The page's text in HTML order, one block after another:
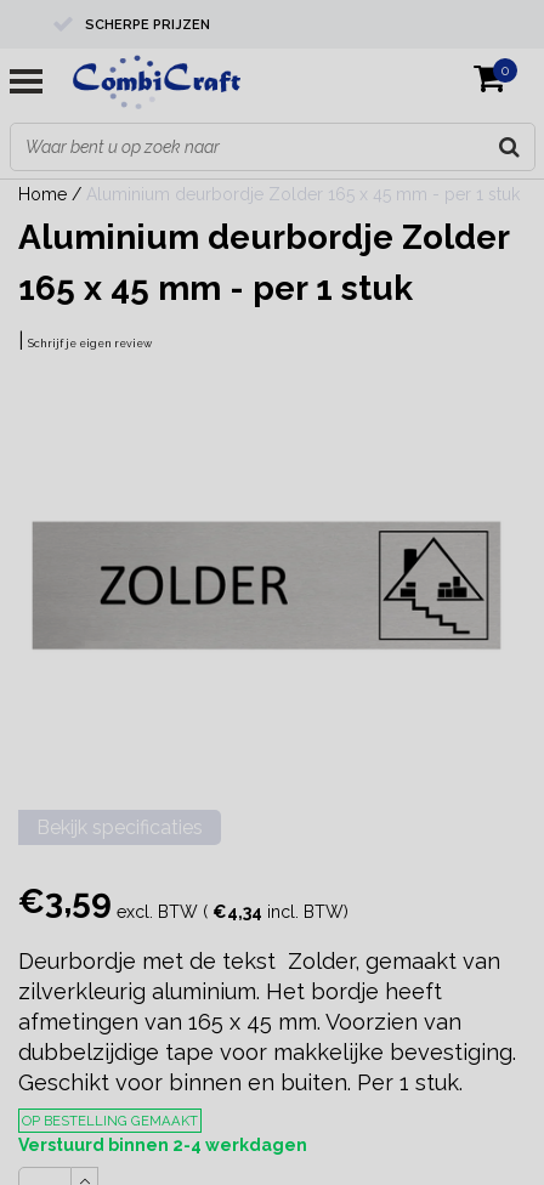
SCHERPE PRIJZEN
PROFESSIONELE KWALITEIT
EXPERTS IN MAATWERK
0
Home / Aluminium deurbordje Zolder 165 x 45 mm - per 1 stuk
Aluminium deurbordje Zolder
165 x 45 mm - per 1 stuk
Schrijf je eigen review
Bekijk specificaties
€3,59 excl. BTW ( €4,34 incl. BTW)
Deurbordje met de tekst Zolder, gemaakt van
zilverkleurig aluminium. Het bordje heeft
afmetingen van 165 x 45 mm. Voorzien van
dubbelzijdige tape voor makkelijke bevestiging.
Geschikt voor binnen en buiten. Per 1 stuk.
OP BESTELLING GEMAAKT
Verstuurd binnen 2-4 werkdagen